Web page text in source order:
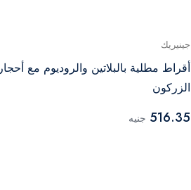
جينيريك
أقراط مطلية بالبلاتين والروديوم مع أحجار
الزركون
516.35 جنيه